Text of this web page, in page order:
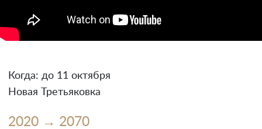
Когда: до 11 октября
Новая Третьяковка
2020 → 2070